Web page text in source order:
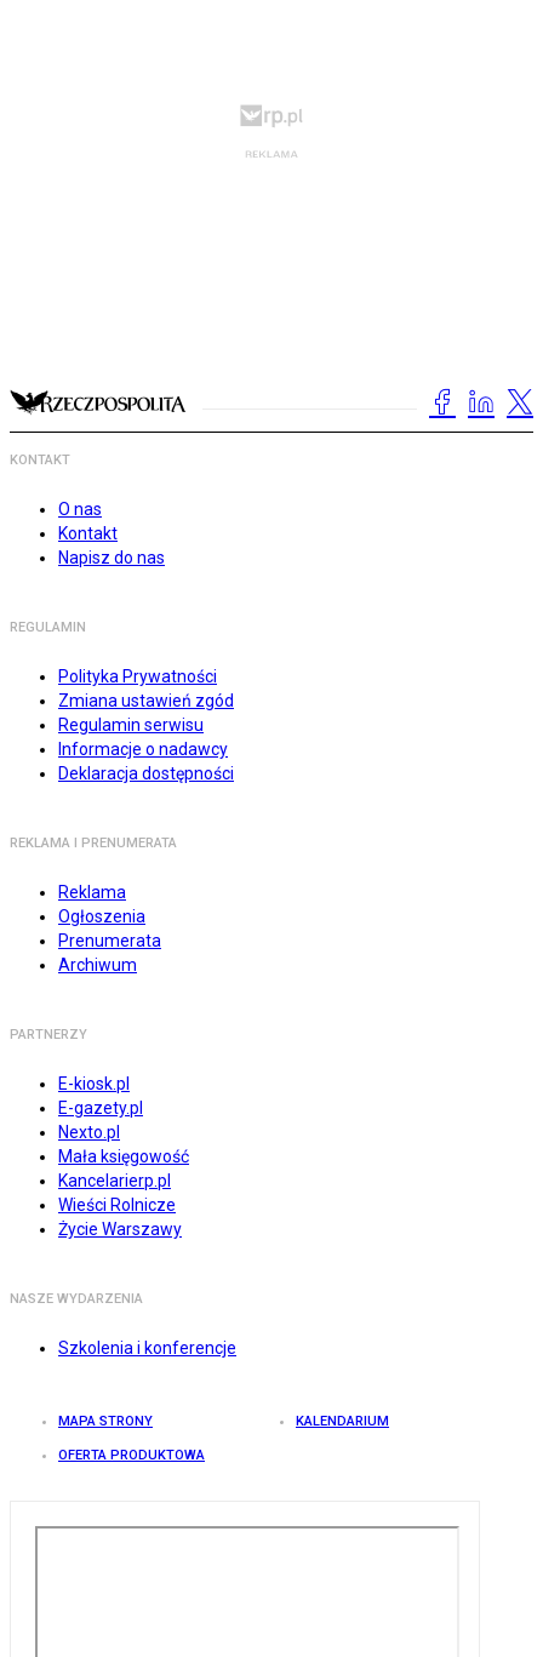
KONTAKT
O nas
Kontakt
Napisz do nas
REGULAMIN
Polityka Prywatności
Zmiana ustawień zgód
Regulamin serwisu
Informacje o nadawcy
Deklaracja dostępności
REKLAMA I PRENUMERATA
Reklama
Ogłoszenia
Prenumerata
Archiwum
PARTNERZY
E-kiosk.pl
E-gazety.pl
Nexto.pl
Mała księgowość
Kancelarierp.pl
Wieści Rolnicze
Życie Warszawy
NASZE WYDARZENIA
Szkolenia i konferencje
MAPA STRONY KALENDARIUM
OFERTA PRODUKTOWA